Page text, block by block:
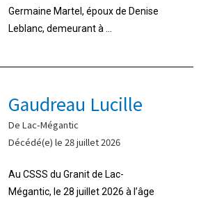
Germaine Martel, époux de Denise
Leblanc, demeurant à ...
Gaudreau Lucille
De Lac-Mégantic
Décédé(e) le 28 juillet 2026
Au CSSS du Granit de Lac-
Mégantic, le 28 juillet 2026 à l’âge